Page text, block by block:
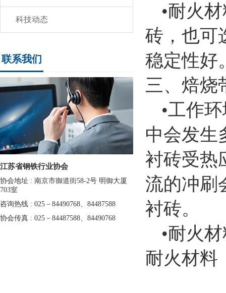
科技动态
联系我们
江苏省钢铁行业协会
协会地址 : 南京市御道街58-2号 明御大厦
703室
咨询热线 : 025－84490768、84487588
协会传真 : 025－84487588、84490768
•耐火
砖，也可
稳定性好
三、焙烧
•工作
中会发生
衬砖受热
流的冲刷
衬砖。
•耐火
耐火材料